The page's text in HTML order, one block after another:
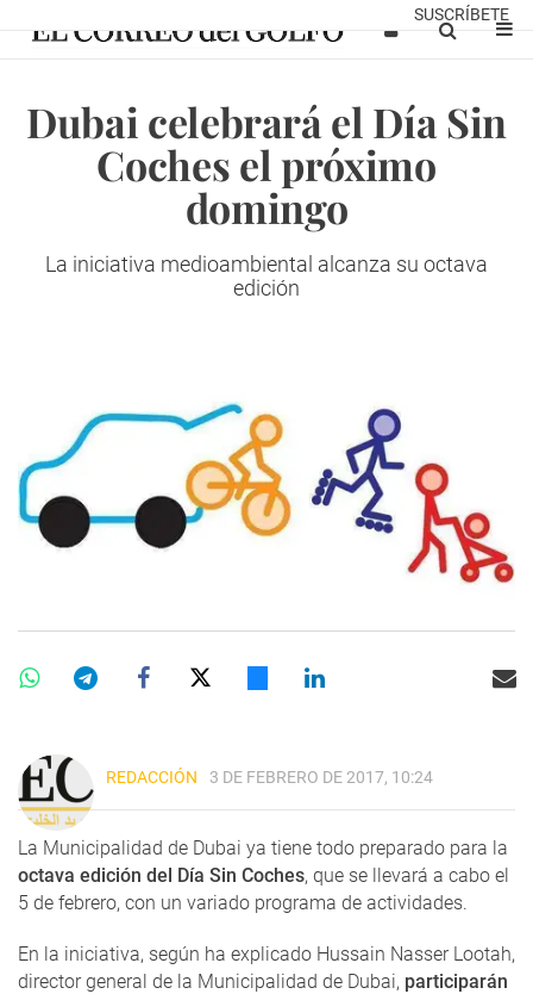
SUSCRÍBETE
Dubai celebrará el Día Sin
Coches el próximo
domingo
La iniciativa medioambiental alcanza su octava
edición
REDACCIÓN 3 DE FEBRERO DE 2017, 10:24
La Municipalidad de Dubai ya tiene todo preparado para la
octava edición del Día Sin Coches, que se llevará a cabo el
5 de febrero, con un variado programa de actividades.
En la iniciativa, según ha explicado Hussain Nasser Lootah,
director general de la Municipalidad de Dubai, participarán